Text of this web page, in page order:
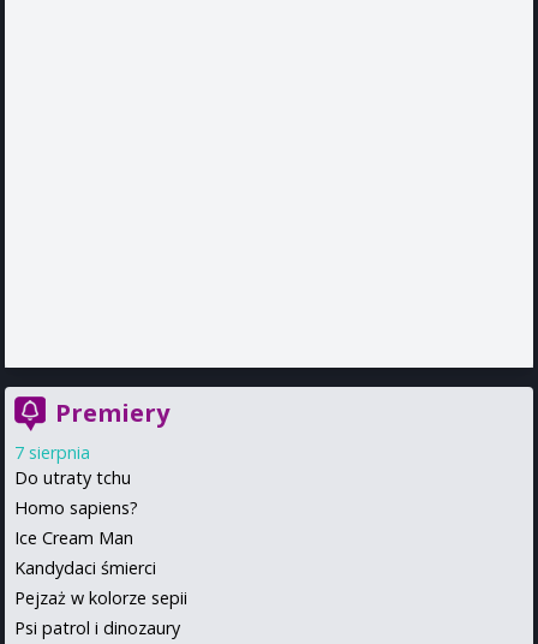
Premiery
7 sierpnia
Do utraty tchu
Homo sapiens?
Ice Cream Man
Kandydaci śmierci
Pejzaż w kolorze sepii
Psi patrol i dinozaury